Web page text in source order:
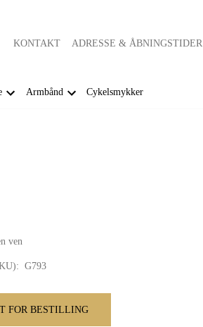
KONTAKT ADRESSE & ÅBNINGSTIDER
Armbånd Cykelsmykker
ven
G793
FOR BESTILLING